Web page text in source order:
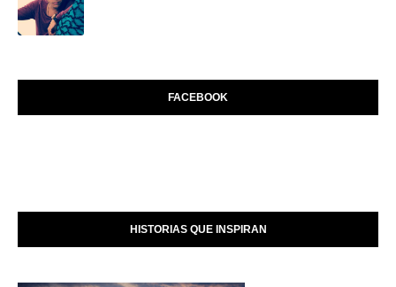
FACEBOOK
HISTORIAS QUE INSPIRAN